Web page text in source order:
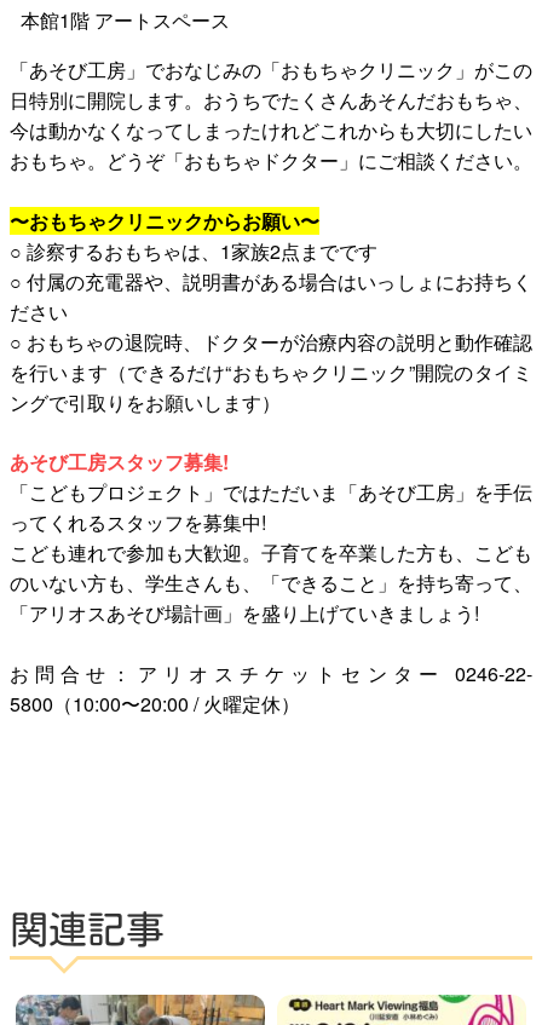
アクセシビリティ
ネーミングライツ・パートナー
本館1階 アートスペース
「あそび工房」でおなじみの「おもちゃクリニック」がこの
日特別に開院します。おうちでたくさんあそんだおもちゃ、
今は動かなくなってしまったけれどこれからも大切にしたい
おもちゃ。どうぞ「おもちゃドクター」にご相談ください。
〜おもちゃクリニックからお願い〜
○ 診察するおもちゃは、1家族2点までです
○ 付属の充電器や、説明書がある場合はいっしょにお持ちく
ださい
○ おもちゃの退院時、ドクターが治療内容の説明と動作確認
を行います（できるだけ“おもちゃクリニック”開院のタイミ
ングで引取りをお願いします）
あそび工房スタッフ募集!
「こどもプロジェクト」ではただいま「あそび工房」を手伝
ってくれるスタッフを募集中!
こども連れで参加も大歓迎。子育てを卒業した方も、こども
のいない方も、学生さんも、「できること」を持ち寄って、
「アリオスあそび場計画」を盛り上げていきましょう!
お問合せ：アリオスチケットセンター 0246-22-
5800（10:00〜20:00 / 火曜定休）
関連記事